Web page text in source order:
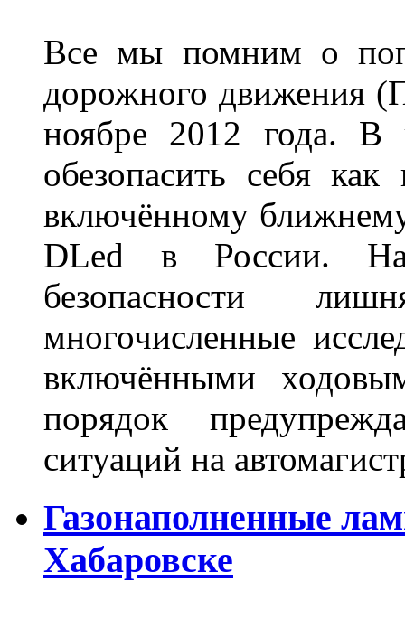
Все мы помним о
дорожного движения
ноябре 2012 года.
обезопасить себя
включённому
DLed в России.
безопасности
многочисленные
включёнными
порядок
ситуаций на
Газонаполненные
Хабаровске